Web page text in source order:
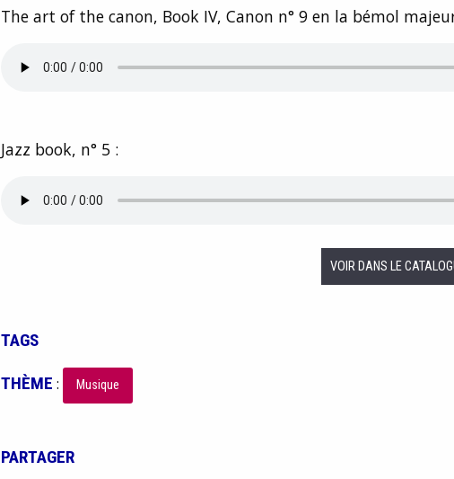
The art of the canon, Book IV, Canon n° 9 en la bémol
Jazz book, n° 5 :
VOIR DANS LE
TAGS
THÈME : Musique
PARTAGER